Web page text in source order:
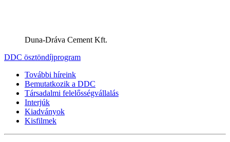
Duna-Dráva Cement Kft.
DDC ösztöndíjprogram
További híreink
Bemutatkozik a DDC
Társadalmi felelősségvállalás
Interjúk
Kiadványok
Kisfilmek